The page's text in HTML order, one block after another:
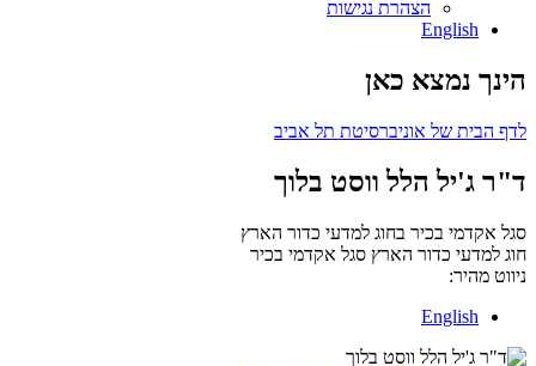
הצהרת נגישות
English
הינך נמצא כאן
לדף הבית של אוניברסיטת תל אביב
ד"ר ג'יל הלל ווסט בלוך
סגל אקדמי בכיר בחוג למדעי כדור הארץ
חוג למדעי כדור הארץ סגל אקדמי בכיר
ניווט מהיר:
English